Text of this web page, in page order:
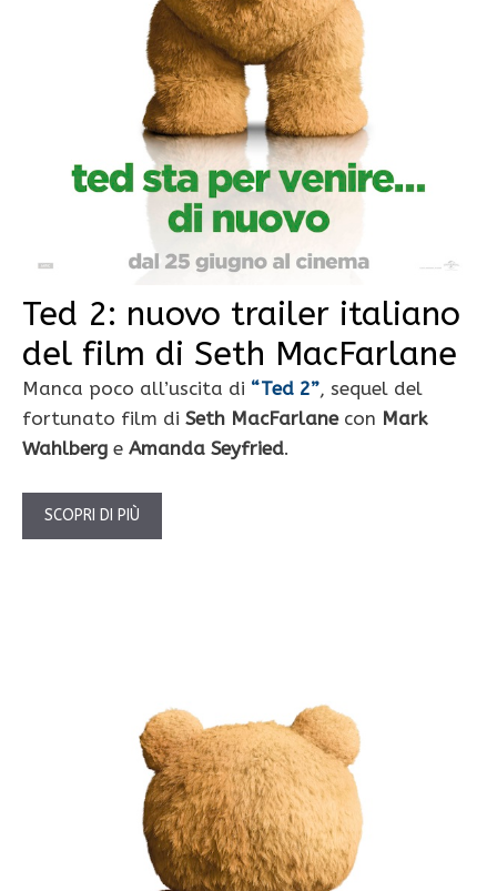
Ted 2: nuovo trailer italiano
del film di Seth MacFarlane
Manca poco all’uscita di “Ted 2”, sequel del
fortunato film di Seth MacFarlanecon Mark
Wahlberg e Amanda Seyfried.
SCOPRI DI PIÙ